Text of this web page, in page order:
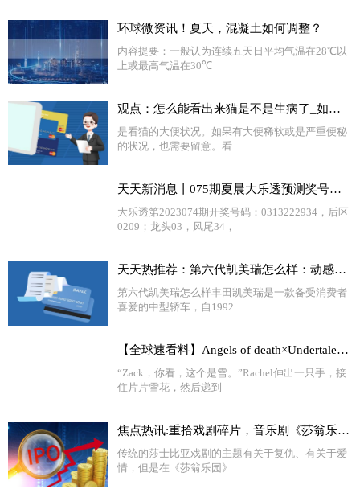
环球微资讯！夏天，混凝土如何调整？
内容提要：一般认为连续五天日平均气温在28℃以
上或最高气温在30℃
观点：怎么能看出来猫是不是生病了_如何知道你的猫是否生病了
是看猫的大便状况。如果有大便稀软或是严重便秘
的状况，也需要留意。看
天天新消息丨075期夏晨大乐透预测奖号：前区综合分析
大乐透第2023074期开奖号码：0313222934，后区
0209；龙头03，凤尾34，
天天热推荐：第六代凯美瑞怎么样：动感外观、多动力选择、豪华配置！
第六代凯美瑞怎么样丰田凯美瑞是一款备受消费者
喜爱的中型轿车，自1992
【全球速看料】Angels of death×Undertale 第三章 与骨兄弟的初遇（上）
“Zack，你看，这个是雪。”Rachel伸出一只手，接
住片片雪花，然后递到
焦点热讯:重拾戏剧碎片，音乐剧《莎翁乐园》欢乐回归！文中专访别错过~
传统的莎士比亚戏剧的主题有关于复仇、有关于爱
情，但是在《莎翁乐园》